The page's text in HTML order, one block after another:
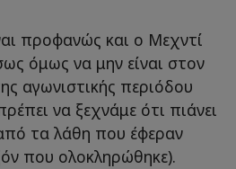
προφανώς και ο Μεχντί
όμως να μην είναι στον
αγωνιστικής περιόδου
να ξεχνάμε ότι πιάνει
τα λάθη που έφεραν
που ολοκληρώθηκε).